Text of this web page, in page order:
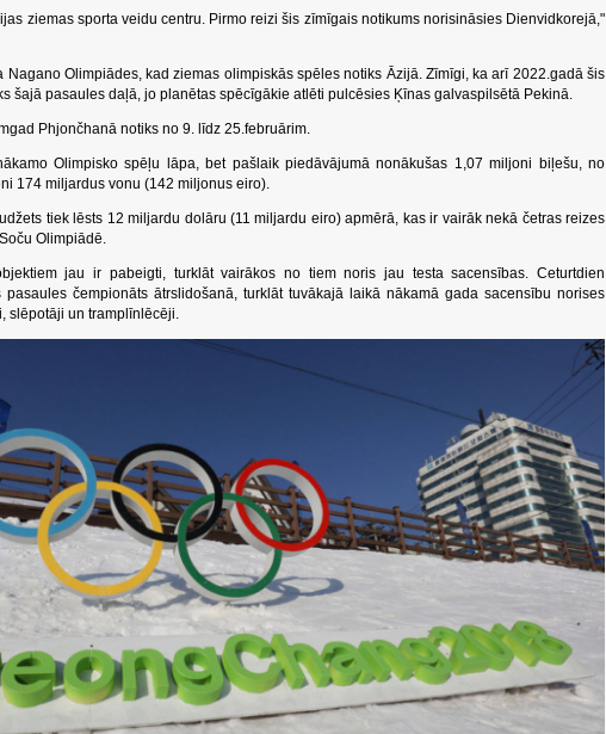
ziemas sporta veidu centru. Pirmo reizi šis zīmīgais notikums norisināsies Dienvidkorejā,"
Nagano Olimpiādes, kad ziemas olimpiskās spēles notiks Āzijā. Zīmīgi, ka arī 2022.gadā šis
šajā pasaules daļā, jo planētas spēcīgākie atlēti pulcēsies Ķīnas galvaspilsētā Pekinā.
Phjončhanā notiks no 9. līdz 25.februārim.
Olimpisko spēļu lāpa, bet pašlaik piedāvājumā nonākušas 1,07 miljoni biļešu, no
174 miljardus vonu (142 miljonus eiro).
tiek lēsts 12 miljardu dolāru (11 miljardu eiro) apmērā, kas ir vairāk nekā četras reizes
Olimpiādē.
jau ir pabeigti, turklāt vairākos no tiem noris jau testa sacensības. Ceturtdien
čempionāts ātrslidošanā, turklāt tuvākajā laikā nākamā gada sacensību norises
slēpotāji un tramplīnlēcēji.